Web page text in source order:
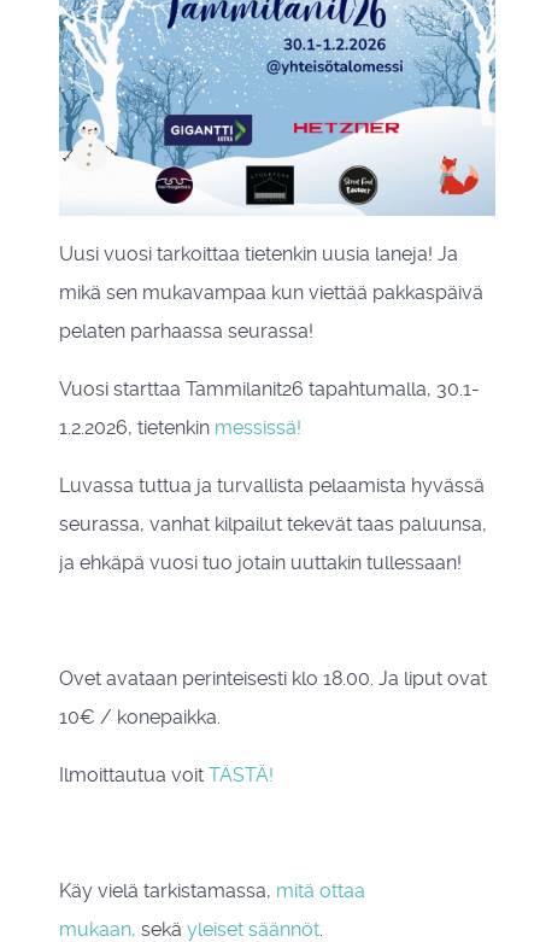
Uusi vuosi tarkoittaa tietenkin uusia laneja! Ja
mikä sen mukavampaa kun viettää pakkaspäivä
pelaten parhaassa seurassa!
Vuosi starttaa Tammilanit26 tapahtumalla, 30.1-
1.2.2026, tietenkin messissä!
Luvassa tuttua ja turvallista pelaamista hyvässä
seurassa, vanhat kilpailut tekevät taas paluunsa,
ja ehkäpä vuosi tuo jotain uuttakin tullessaan!
Ovet avataan perinteisesti klo 18.00. Ja liput ovat
10€ / konepaikka.
Ilmoittautua voit TÄSTÄ!
Käy vielä tarkistamassa, mitä ottaa
mukaan, sekä yleiset säännöt